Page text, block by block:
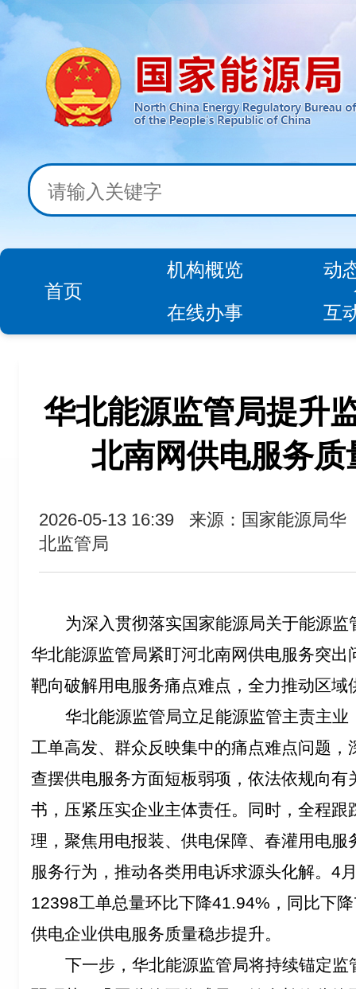
首页
机构概览
动
在线办事
互
华北能源监管局提升
北南网供电服务质
2026-05-13 16:39
来源：国家能源局华
北监管局
为深入贯彻落实国家能源局关于能源
华北能源监管局紧盯河北南网供电服务突
靶向破解用电服务痛点难点，全力推动区域
华北能源监管局立足能源监管主责主
工单高发、群众反映集中的痛点难点问题
查摆供电服务方面短板弱项，依法依规向
书，压紧压实企业主体责任。同时，全程
理，聚焦用电报装、供电保障、春灌用电
服务行为，推动各类用电诉求源头化解。4
12398工单总量环比下降41.94%，同比下
供电企业供电服务质量稳步提升。
下一步，华北能源监管局将持续锚定